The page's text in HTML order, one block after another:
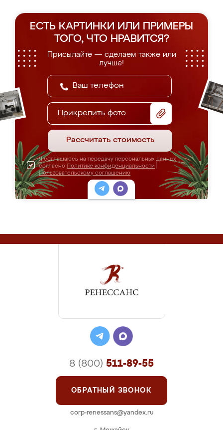
ЕСТЬ КАРТИНКИ ИЛИ ПРИМЕРЫ
ТОГО, ЧТО НРАВИТСЯ?
Присылайте — сделаем также или
лучше!
Прикрепить фото
Рассчитать стоимость
Я соглашаюсь на передачу персональных данных
согласно Политике конфиденциальности
Пользовательскому соглашению
8 (800) 511-89-55
ОБРАТНЫЙ ЗВОНОК
corp-renessans@yandex.ru